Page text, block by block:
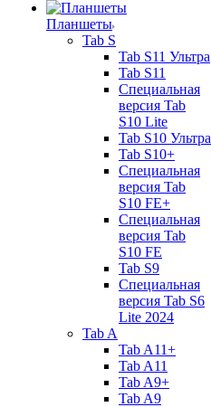
Планшеты
Tab S
Tab S11 Ультра
Tab S11
Специальная
версия Tab
S10 Lite
Tab S10 Ультра
Tab S10+
Специальная
версия Tab
S10 FE+
Специальная
версия Tab
S10 FE
Tab S9
Специальная
версия Tab S6
Lite 2024
Tab A
Tab A11+
Tab A11
Tab A9+
Tab A9